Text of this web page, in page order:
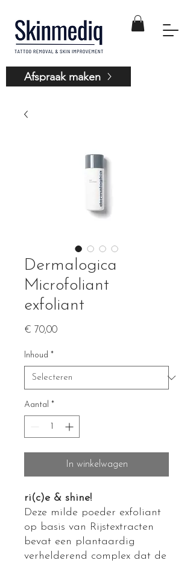
Afspraak maken
Dermalogica
Microfoliant
exfoliant
€ 70,00Prijs
Inhoud *
Aantal *
In winkelwagen
ri(c)e & shine!
Deze milde poeder exfoliant
op basis van Rijstextracten
bevat een plantaardig
verhelderend complex dat de